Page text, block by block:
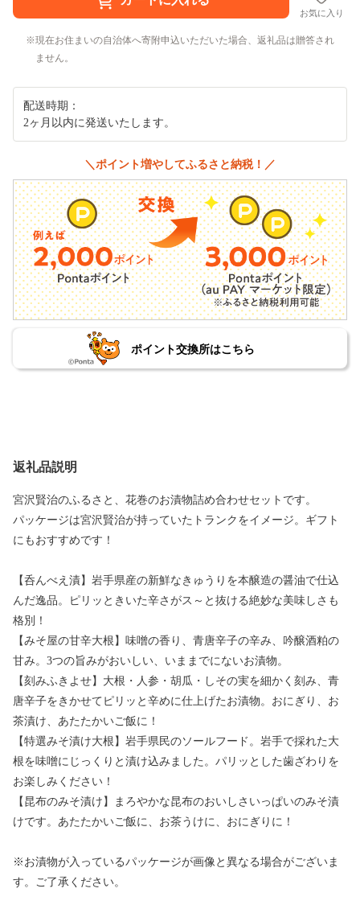
お気に入り
現在お住まいの自治体へ寄附申込いただいた場合、返礼品は贈答され
ません。
配送時期：
2ヶ月以内に発送いたします。
＼ポイント増やしてふるさと納税！／
ポイント交換所はこちら
返礼品説明
宮沢賢治のふるさと、花巻のお漬物詰め合わせセットです。
パッケージは宮沢賢治が持っていたトランクをイメージ。ギフト
にもおすすめです！
【呑んべえ漬】岩手県産の新鮮なきゅうりを本醸造の醤油で仕込
んだ逸品。ピリッときいた辛さがス～と抜ける絶妙な美味しさも
格別！
【みそ屋の甘辛大根】味噌の香り、青唐辛子の辛み、吟醸酒粕の
甘み。3つの旨みがおいしい、いままでにないお漬物。
【刻みふきよせ】大根・人参・胡瓜・しその実を細かく刻み、青
唐辛子をきかせてピリッと辛めに仕上げたお漬物。おにぎり、お
茶漬け、あたたかいご飯に！
【特選みそ漬け大根】岩手県民のソールフード。岩手で採れた大
根を味噌にじっくりと漬け込みました。パリッとした歯ざわりを
お楽しみください！
【昆布のみそ漬け】まろやかな昆布のおいしさいっぱいのみそ漬
けです。あたたかいご飯に、お茶うけに、おにぎりに！
※お漬物が入っているパッケージが画像と異なる場合がございま
す。ご了承ください。